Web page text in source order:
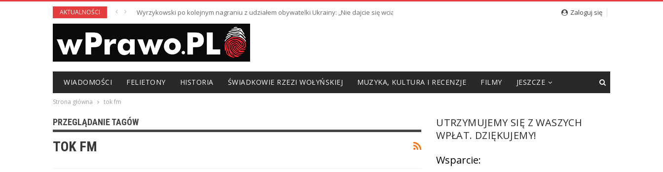
AKTUALNOŚCI Wyrzykowski po kolejnym nagraniu z udziałem obywatelki Ukrainy: „Nie dajcie się wciągnąć w prowokację” Zaloguj się
WIADOMOŚCI FELIETONY HISTORIA ŚWIADKOWIE RZEZI WOŁYŃSKIEJ MUZYKA, KULTURA I RECENZJE FILMY JESZCZE
Strona główna tok fm
PRZEGLĄDANIE TAGÓW
TOK FM
UTRZYMUJEMY SIĘ Z WASZYCH
WPŁAT. DZIĘKUJEMY!
Wsparcie: